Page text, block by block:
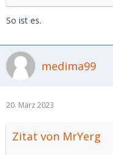
So ist es.
medima99
20. März 2023
Zitat von MrYerg